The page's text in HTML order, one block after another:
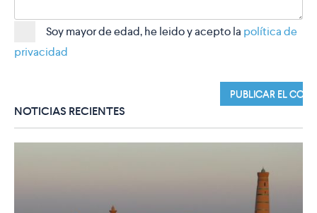
Soy mayor de edad, he leido y acepto la política de
privacidad
NOTICIAS RECIENTES